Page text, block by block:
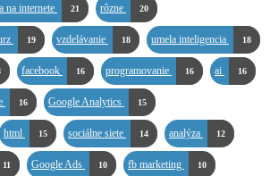
na internete 21 rôzne 20
19 vzdelávanie 18 umela inteligencia 18
facebook 16 programovanie 16 ai 16
16 Google Analytics 15
html 15 sociálne siete 14 analýza 12
11 Google Ads 10 fb marketing 10